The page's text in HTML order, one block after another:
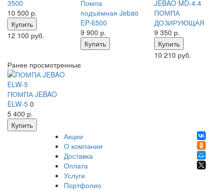
3500
10 500 р.
Купить
12 100 руб.
Помпа
подъёмная Jebao
EP-6500
9 900 р.
Купить
JEBAO MD-4.4
ПОМПА
ДОЗИРУЮЩАЯ
9 350 р.
Купить
10 210 руб.
Ранее просмотренные
ПОМПА JEBAO
ELW-5 0
5 400 р.
Купить
Акции
О компании
Доставка
Оплата
Услуги
Портфолио